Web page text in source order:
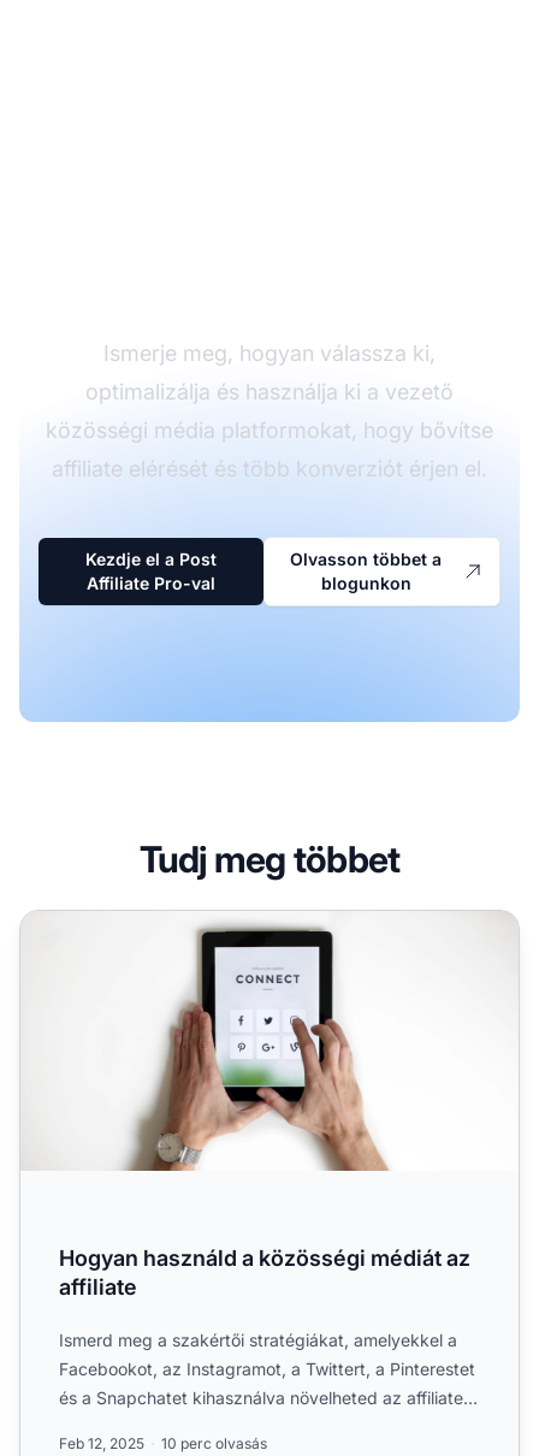
Ismerje meg, hogyan válassza ki,
optimalizálja és használja ki a vezető
közösségi média platformokat, hogy bővítse
affiliate elérését és több konverziót érjen el.
Kezdje el a Post
Affiliate Pro-val
Olvasson többet a
blogunkon
Tudj meg többet
Hogyan használd a közösségi médiát az affiliate
Hogyan használd a közösségi médiát az
affiliate
Ismerd meg a szakértői stratégiákat, amelyekkel a
Facebookot, az Instagramot, a Twittert, a Pinterestet
és a Snapchatet kihasználva növelheted az affiliate
Feb 12, 2025 10 perc olvasás